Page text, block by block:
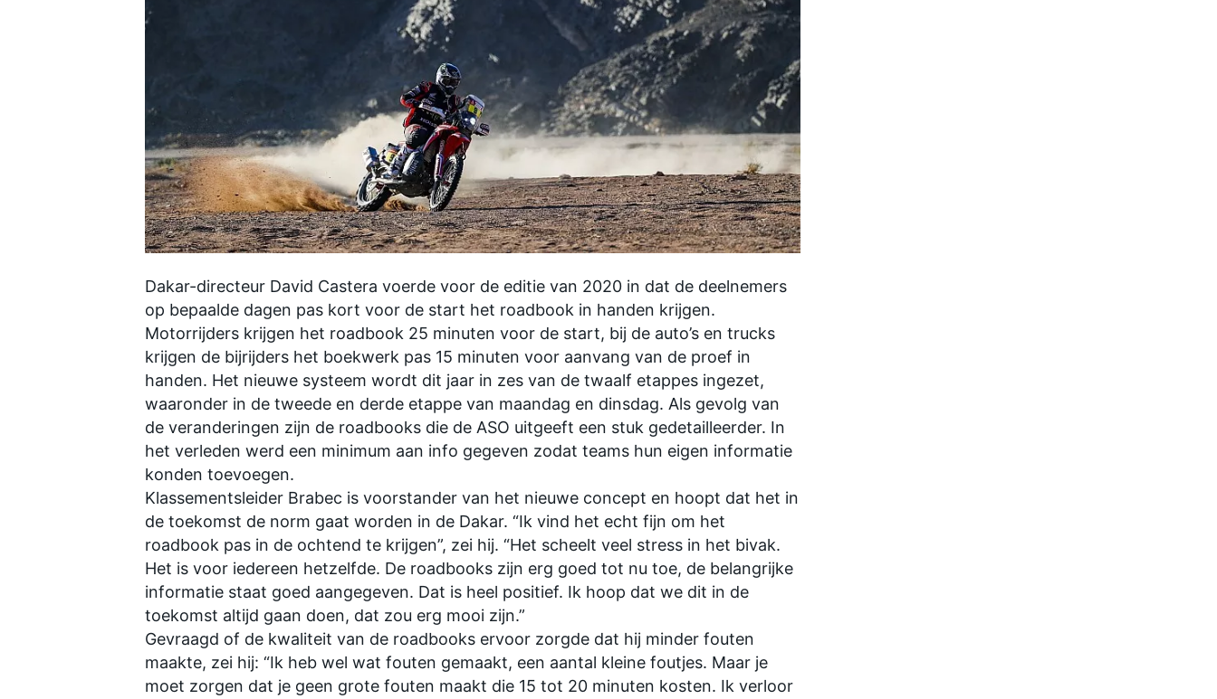
WEC DTM
Dakar-directeur David Castera voerde voor de editie van 2020 in dat de deelnemers
op bepaalde dagen pas kort voor de start het roadbook in handen krijgen.
Motorrijders krijgen het roadbook 25 minuten voor de start, bij de auto’s en trucks
krijgen de bijrijders het boekwerk pas 15 minuten voor aanvang van de proef in
handen. Het nieuwe systeem wordt dit jaar in zes van de twaalf etappes ingezet,
waaronder in de tweede en derde etappe van maandag en dinsdag. Als gevolg van
de veranderingen zijn de roadbooks die de ASO uitgeeft een stuk gedetailleerder. In
het verleden werd een minimum aan info gegeven zodat teams hun eigen informatie
konden toevoegen.
Klassementsleider Brabec is voorstander van het nieuwe concept en hoopt dat het in
de toekomst de norm gaat worden in de Dakar. “Ik vind het echt fijn om het
roadbook pas in de ochtend te krijgen”, zei hij. “Het scheelt veel stress in het bivak.
Het is voor iedereen hetzelfde. De roadbooks zijn erg goed tot nu toe, de belangrijke
informatie staat goed aangegeven. Dat is heel positief. Ik hoop dat we dit in de
toekomst altijd gaan doen, dat zou erg mooi zijn.”
Gevraagd of de kwaliteit van de roadbooks ervoor zorgde dat hij minder fouten
maakte, zei hij: “Ik heb wel wat fouten gemaakt, een aantal kleine foutjes. Maar je
moet zorgen dat je geen grote fouten maakt die 15 tot 20 minuten kosten. Ik verloor